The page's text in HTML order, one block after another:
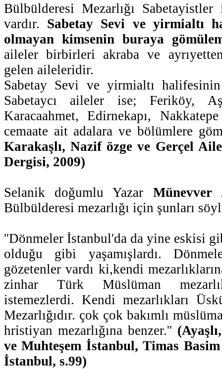
Bülbülderesi Mezarlığı
vardır. Sabetay Sevi ve yirmialtı
olmayan kimsenin buraya
aileler birbirleri akraba ve
gelen aileleridir.
Sabetay Sevi ve yirmialtı
Sabetaycı aileler ise; Feriköy,
Karacaahmet, Edirnekapı,
cemaate ait adalara ve bölümlere
Karakaşlı, Nazif özge ve Gerçel
Dergisi, 2009)
Selanik doğumlu Yazar Münevver
Bülbülderesi mezarlığı için şunları
''Dönmeler İstanbul'da da yine eskisi
olduğu gibi yaşamışlardı.
gözetenler vardı ki,kendi
zinhar Türk Müslüman
istemezlerdi. Kendi mezarlıkları
Mezarlığıdır. çok çok bakımlı
hristiyan mezarlığına benzer.''
ve Muhteşem İstanbul, Timas
İstanbul, s.99)